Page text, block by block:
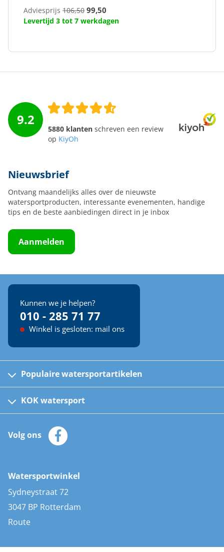
Adviesprijs 106,50 99,50
Levertijd 3 tot 7 werkdagen
9.2
5880 klanten schreven een review
op KiyOh
Nieuwsbrief
Ontvang maandelijks alles over de nieuwste
watersportproducten, interessante evenementen, handige
tips en de beste aanbiedingen direct in je inbox
Aanmelden
Kunnen we je helpen?
010 - 285 71 77
Winkel is gesloten: mail ons
Populaire watersportartikelen
Kinder reddingsvesten
Automatische reddingsvesten
Zeilkleding
Zonnepanelen
AIS transponders
Stootwillen en fenders
Bootkussens
Zwemtrappen
KOK watersport
Klantenservice
Merken
Volg ons
Watersportwinkel
Sydneystraat 72
3047 BP Rotterdam
Route